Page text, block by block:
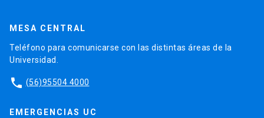
MESA CENTRAL
Teléfono para comunicarse con las distintas áreas de la
Universidad.
phone (56)95504 4000
EMERGENCIAS UC